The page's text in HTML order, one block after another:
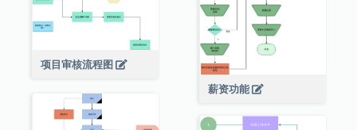
项目审核流程图
薪资功能